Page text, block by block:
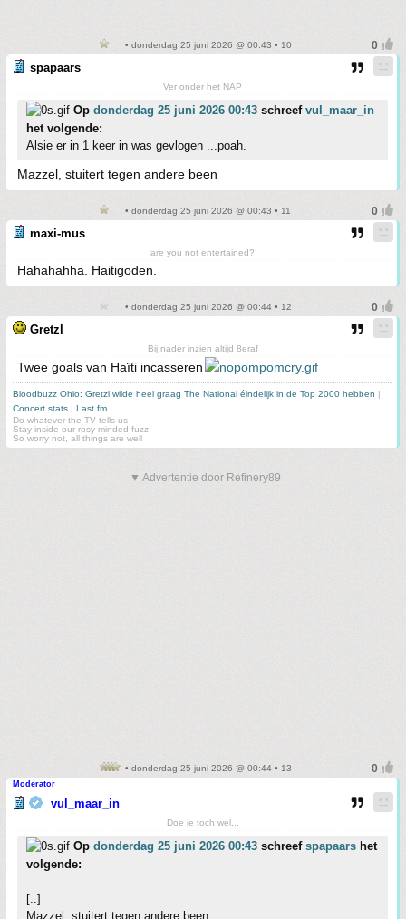
• donderdag 25 juni 2026 @ 00:43 • 10
spapaars
Ver onder het NAP
Op donderdag 25 juni 2026 00:43 schreef vul_maar_in
het volgende:
Alsie er in 1 keer in was gevlogen ...poah.
Mazzel, stuitert tegen andere been
• donderdag 25 juni 2026 @ 00:43 • 11
maxi-mus
are you not entertained?
Hahahahha. Haitigoden.
• donderdag 25 juni 2026 @ 00:44 • 12
Gretzl
Bij nader inzien altijd 8eraf
Twee goals van Haïti incasseren
Bloodbuzz Ohio: Gretzl wilde heel graag The National éindelijk in de Top 2000 hebben |
Concert stats | Last.fm
Do whatever the TV tells us
Stay inside our rosy-minded fuzz
So worry not, all things are well
▼ Advertentie door Refinery89
• donderdag 25 juni 2026 @ 00:44 • 13
Moderator
vul_maar_in
Doe je toch wel...
Op donderdag 25 juni 2026 00:43 schreef spapaars het
volgende:
[..]
Mazzel, stuitert tegen andere been